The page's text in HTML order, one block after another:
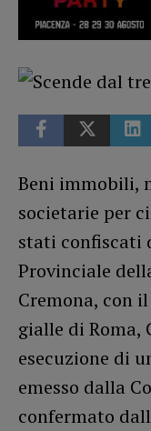
Beni immobili,
societarie per
stati confiscati
Provinciale
Cremona, con
gialle di Roma,
esecuzione di
emesso dalla
confermato